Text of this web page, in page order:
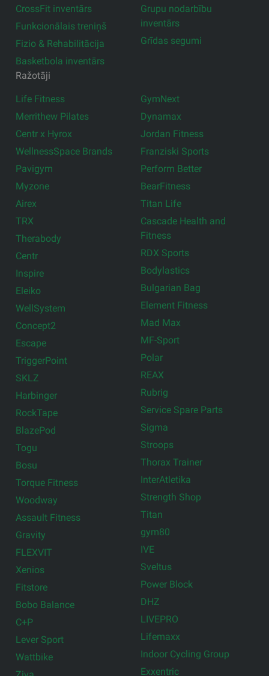
CrossFit inventārs
Funkcionālais treniņš
Fizio & Rehabilitācija
Basketbola inventārs
Grupu nodarbību
inventārs
Grīdas segumi
Ražotāji
Life Fitness
Merrithew Pilates
Centr x Hyrox
WellnessSpace Brands
Pavigym
Myzone
Airex
TRX
Therabody
Centr
Inspire
Eleiko
WellSystem
Concept2
Escape
TriggerPoint
SKLZ
Harbinger
RockTape
BlazePod
Togu
Bosu
Torque Fitness
Woodway
Assault Fitness
Gravity
FLEXVIT
Xenios
Fitstore
Bobo Balance
C+P
Lever Sport
Wattbike
GymNext
Dynamax
Jordan Fitness
Franziski Sports
Perform Better
BearFitness
Titan Life
Cascade Health and
Fitness
RDX Sports
Bodylastics
Bulgarian Bag
Element Fitness
Mad Max
MF-Sport
Polar
REAX
Rubrig
Service Spare Parts
Sigma
Stroops
Thorax Trainer
InterAtletika
Strength Shop
Titan
gym80
IVE
Sveltus
Power Block
DHZ
LIVEPRO
Lifemaxx
Indoor Cycling Group
Exxentric